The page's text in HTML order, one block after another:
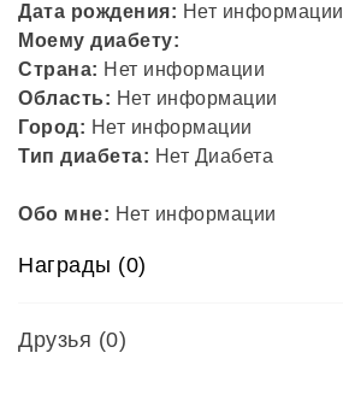
Дата рождения: Нет информации
Моему диабету:
Страна: Нет информации
Область: Нет информации
Город: Нет информации
Тип диабета: Нет Диабета
Обо мне: Нет информации
Награды (0)
Друзья (0)